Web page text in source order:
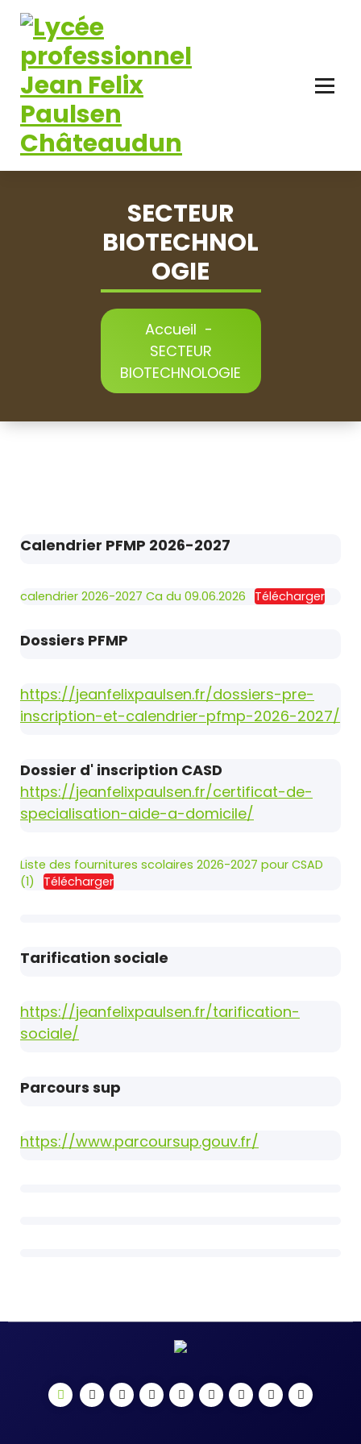
Aller
contenu
SECTEUR
BIOTECHNOL
OGIE
Accueil -
SECTEUR
BIOTECHNOLOGIE
Calendrier PFMP 2026-2027
calendrier 2026-2027 Ca du 09.06.2026 Télécharger
Dossiers PFMP
https://jeanfelixpaulsen.fr/dossiers-pre-
inscription-et-calendrier-pfmp-2026-2027/
Dossier d' inscription CASD
https://jeanfelixpaulsen.fr/certificat-de-
specialisation-aide-a-domicile/
Liste des fournitures scolaires 2026-2027 pour CSAD
(1)
Télécharger
Tarification sociale
https://jeanfelixpaulsen.fr/tarification-
sociale/
Parcours sup
https://www.parcoursup.gouv.fr/